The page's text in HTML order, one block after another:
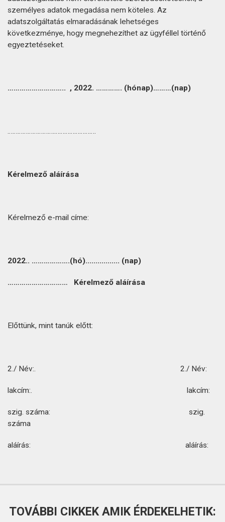
személyes adatok megadása nem köteles. Az
adatszolgáltatás elmaradásának lehetséges
következménye, hogy megnehezíthet az ügyféllel történő
egyeztetéseket.
……………………….. , 2022. …………. (hónap)………(nap)
……………………….…………………….
Kérelmező aláírása
Kérelmező e-mail címe:
2022.. ……………….(hó)................. (nap)
………………………… Kérelmező aláírása
Előttünk, mint tanúk előtt:
2./ Név:. 2./ Név:
lakcím:. lakcím:
szig. száma: szig.
száma
aláírás: aláírás:
TOVÁBBI CIKKEK AMIK ÉRDEKELHETIK: